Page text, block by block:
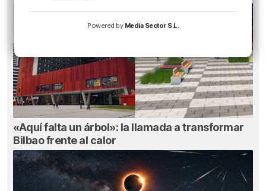
«Aquí falta un árbol»: la llamada a transformar
Bilbao frente al calor
Powered by Media Sector S.L.